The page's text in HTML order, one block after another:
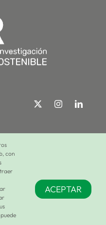
de cookies
con
ACEPTAR